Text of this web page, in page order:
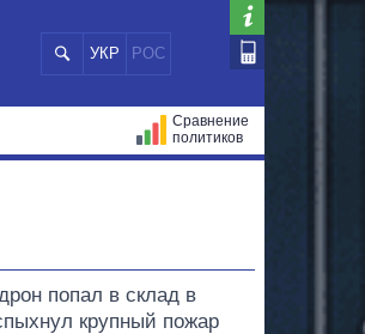
УКР РОС
Сравнение
политиков
попал в склад в
крупный пожар